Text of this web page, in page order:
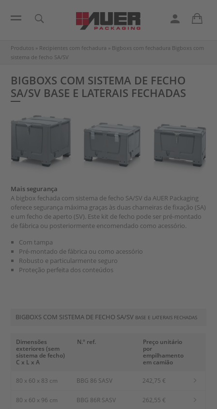
Produtos » Recipientes com fechadura » Bigboxs com fechadura Bigboxs com
sistema de fecho SA/SV
BIGBOXS COM SISTEMA DE FECHO
SA/SV BASE E LATERAIS FECHADAS
Mais segurança
A bigbox fechada com sistema de fecho SA/SV da AUER Packaging
oferece segurança máxima graças às duas charneiras de fixação (SA)
e um fecho de aperto (SV). Este kit de fecho pode ser pré-montado
de fábrica ou posteriormente encomendado como acessório.
Com tampa
Pré-montado de fábrica ou como acessório
Robusto e particularmente seguro
Proteção perfeita dos conteúdos
BIGBOXS COM SISTEMA DE FECHO SA/SV BASE E LATERAIS FECHADAS
Dimensões
exteriores (sem
sistema de fecho)
C x L x A
N.º ref.
Preço unitário
por
empilhamento
em camião
80 x 60 x 83 cm BBG 86 SASV 242,75 €
80 x 60 x 96 cm BBG 86R SASV 262,55 €